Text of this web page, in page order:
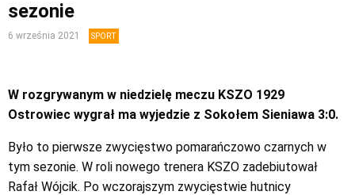
sezonie
6 września 2021 SPORT
W rozgrywanym w niedzielę meczu KSZO 1929
Ostrowiec wygrał ma wyjedzie z Sokołem Sieniawa 3:0.
Było to pierwsze zwycięstwo pomarańczowo czarnych w
tym sezonie. W roli nowego trenera KSZO zadebiutował
Rafał Wójcik. Po wczorajszym zwycięstwie hutnicy